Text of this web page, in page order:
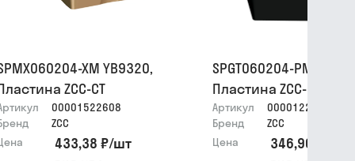
XM YB9320,
ZCC-CT
00001522608
ZCC
433,38 ₽/шт
SPGT060204-PM
Пластина ZCC-CT
Артикул
00001228126
Бренд
ZCC
Цена
346,96 ₽